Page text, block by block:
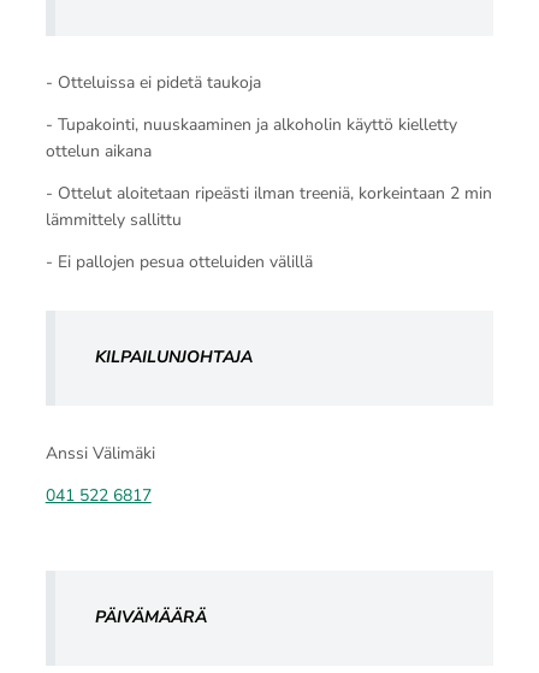
- Otteluissa ei pidetä taukoja
- Tupakointi, nuuskaaminen ja alkoholin käyttö kielletty
ottelun aikana
- Ottelut aloitetaan ripeästi ilman treeniä, korkeintaan 2 min
lämmittely sallittu
- Ei pallojen pesua otteluiden välillä
KILPAILUNJOHTAJA
Anssi Välimäki
041 522 6817
PÄIVÄMÄÄRÄ